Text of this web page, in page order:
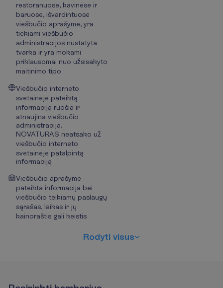
restoranuose, kavinėse ir
baruose, išvardintuose
viešbučio aprašyme, yra
tiekiami viešbučio
administracijos nustatyta
tvarka ir yra mokami
priklausomai nuo užsisakyto
maitinimo tipo
Viešbučio interneto
svetainėje pateiktą
informaciją ruošia ir
atnaujina viešbučio
administracija.
NOVATURAS neatsako už
viešbučio interneto
svetainėje patalpintą
informaciją
Viešbučio aprašyme
pateikta informacija bei
viešbučio teikiamų paslaugų
sąrašas, laikas ir jų
kainoraštis gali keistis
Rodyti visus